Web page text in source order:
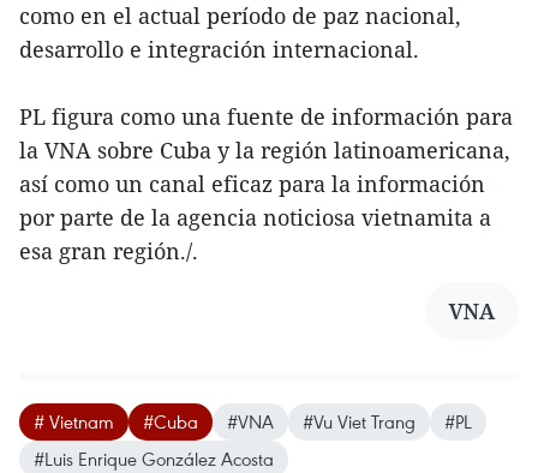
como en el actual período de paz nacional,
desarrollo e integración internacional.
PL figura como una fuente de información para
la VNA sobre Cuba y la región latinoamericana,
así como un canal eficaz para la información
por parte de la agencia noticiosa vietnamita a
esa gran región./.
VNA
# Vietnam #Cuba #VNA #Vu Viet Trang
#PL
#Luis Enrique González Acosta